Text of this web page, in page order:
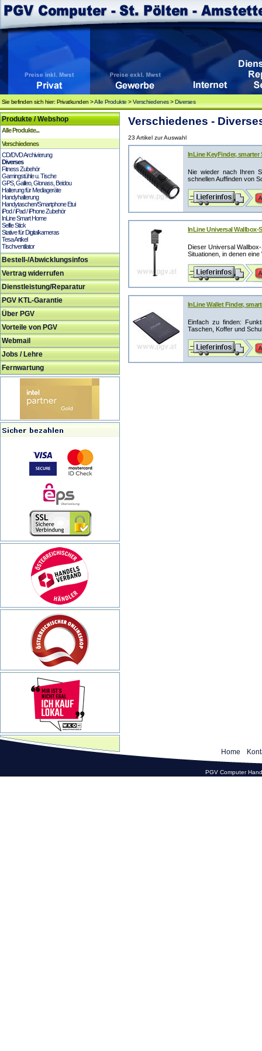
Sie befinden sich hier: Privatkunden >Alle Produkte >Verschiedenes>Diverses
Produkte / Webshop
Alle Produkte...
Verschiedenes
CD/DVD Archivierung
Diverses
Fitness Zubehör
Gamingstühle u. Tische
GPS, Galileo, Glonass, Beidou
Halterung für Mediageräte
Handyhalterung
Handytaschen/Smartphone Etui
iPod / iPad / iPhone Zubehör
InLine Smart Home
Selfie Stick
Stative für Digitalkameras
Tesa Artikel
Tischventilator
Bestell-/Abwicklungsinfos
Vertrag widerrufen
Dienstleistung/Reparatur
PGV KTL-Garantie
Über PGV
Vorteile von PGV
Webmail
Jobs / Lehre
Fernwartung
Verschiedenes -
23 Artikel zur Auswahl
InLine KeyFinder,
Nie wieder nach Ihren
schnellen Auffinden von
InLine Universal Wallbox-
Dieser Universal
Situationen, in denen
InLine Wallet Finder,
Einfach zu finden:
Taschen, Koffer und
Home
PGV Computer